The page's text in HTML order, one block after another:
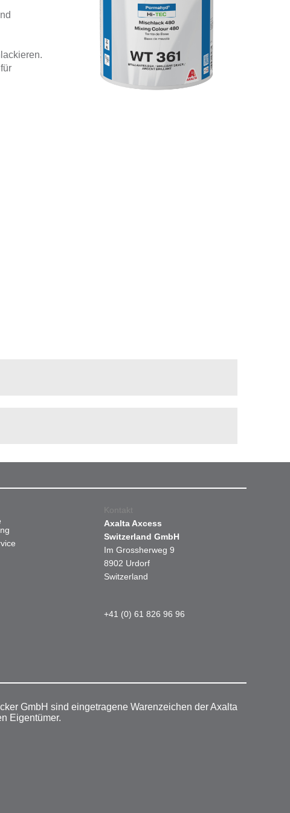
Kontakt
Axalta Axcess
Switzerland GmbH
Im Grossherweg 9
8902 Urdorf
Switzerland
+41 (0) 61 826 96 96
GmbH sind eingetragene Warenzeichen der Axalta
Eigentümer.